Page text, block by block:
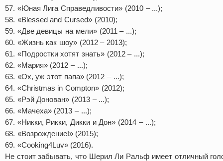
57. «Юная Лига Справедливости» (2010 – ...);
58. «Blessed and Cursed» (2010);
59. «Две девицы на мели» (2011 – ...);
60. «Жизнь как шоу» (2012 – 2013);
61. «Подростки хотят знать» (2012 – ...);
62. «Мария» (2012 – ...);
63. «Ох, уж этот папа» (2012 – ...);
64. «Christmas in Compton» (2012);
65. «Рэй Донован» (2013 – ...);
66. «Мачеха» (2013 – ...);
67. «Никки, Рикки, Дикки и Дон» (2014 – ...);
68. «Возрождение!» (2015);
69. «Cooking4Luv» (2016).
Не стоит забывать, что Шерил Ли Ральф имеет отличный